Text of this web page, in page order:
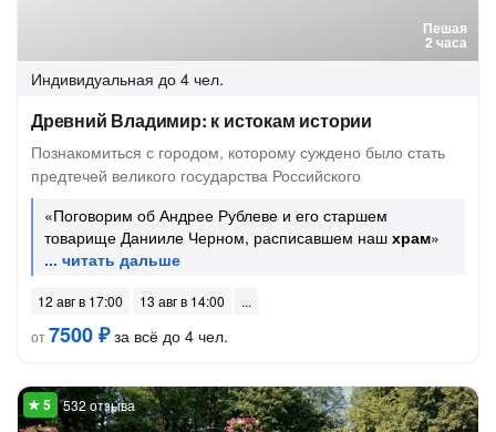
Пешая
2 часа
Индивидуальная до 4 чел.
Древний Владимир: к истокам истории
Познакомиться с городом, которому суждено было стать
предтечей великого государства Российского
«Поговорим об Андрее Рублеве и его старшем
товарище Данииле Черном, расписавшем наш храм»
12 авг в 17:00
13 авг в 14:00
от7500 ₽за всё до 4 чел.
532 отзыва